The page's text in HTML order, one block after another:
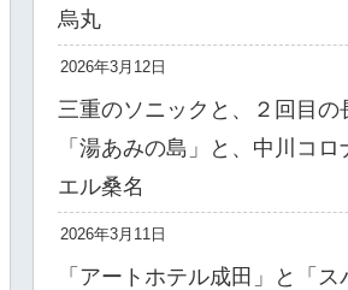
烏丸
2026年3月12日
三重のソニックと、２回目の
「湯あみの島」と、中川コ
エル桑名
2026年3月11日
「アートホテル成田」と「ス